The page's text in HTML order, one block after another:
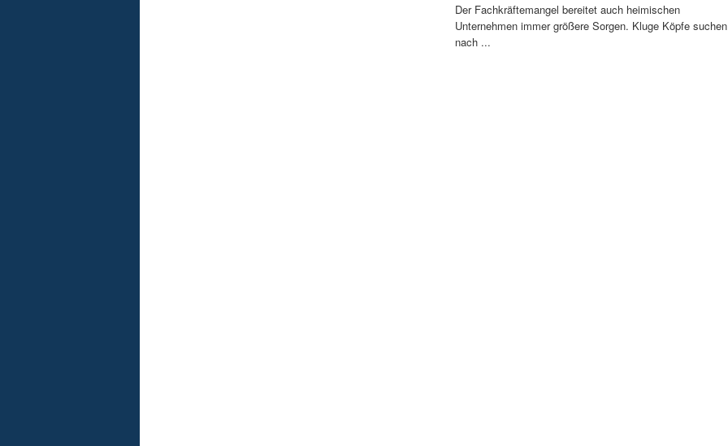
Der Fachkräftemangel bereitet auch heimischen
Unternehmen immer größere Sorgen. Kluge Köpfe suchen
nach ...